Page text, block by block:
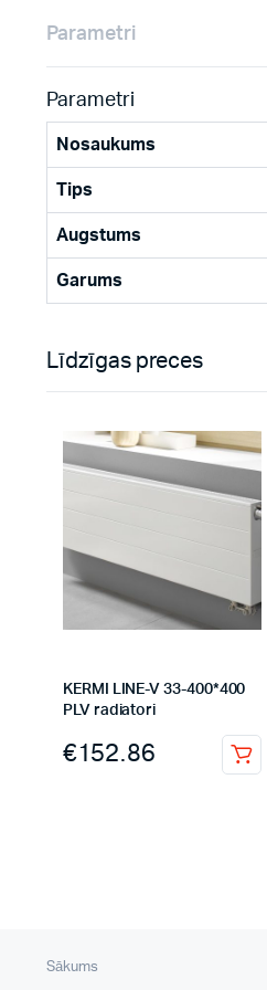
Parametri
Parametri
Nosaukums
Tips
Augstums
Garums
Līdzīgas preces
KERMI LINE-V 33-400*400
PLV radiatori
€152.86
Sākums